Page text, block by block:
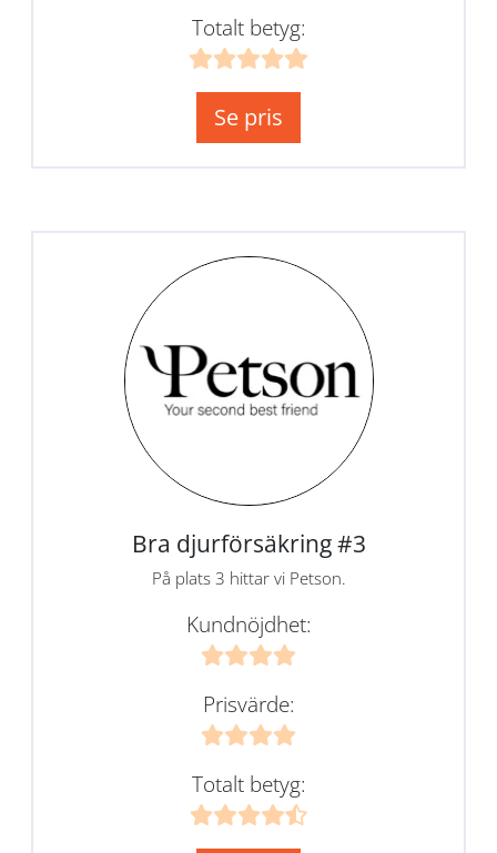
Totalt betyg:
Se pris
Bra djurförsäkring #3
På plats 3 hittar vi Petson.
Kundnöjdhet:
Prisvärde:
Totalt betyg: